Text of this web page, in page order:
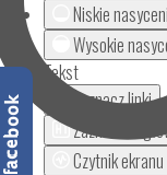
Niskie
Wysokie
Tekst
Zaznacz linki
Zaznacz
Czytnik ekranu